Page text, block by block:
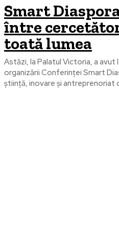
Smart
între
toată lumea
Astăzi, la Palatul Victoria, a
organizării Conferinței Smart
știință, inovare și antreprenoriat